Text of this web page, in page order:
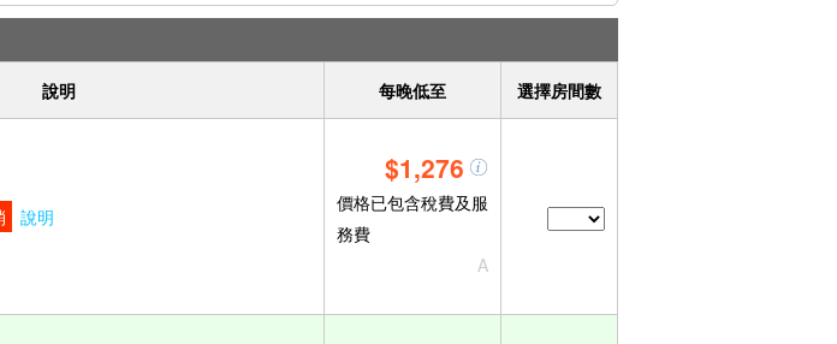
說明 每晚低至 選擇房間數
說明
$1,276
價格已包含稅費及服
務費
A